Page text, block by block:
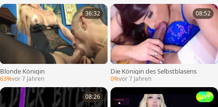
36:32
Blonde Königin
63%vor 7 Jahren
08:52
Die Königin des Selbstblasens
0%vor 7 Jahren
08:26 LIVE